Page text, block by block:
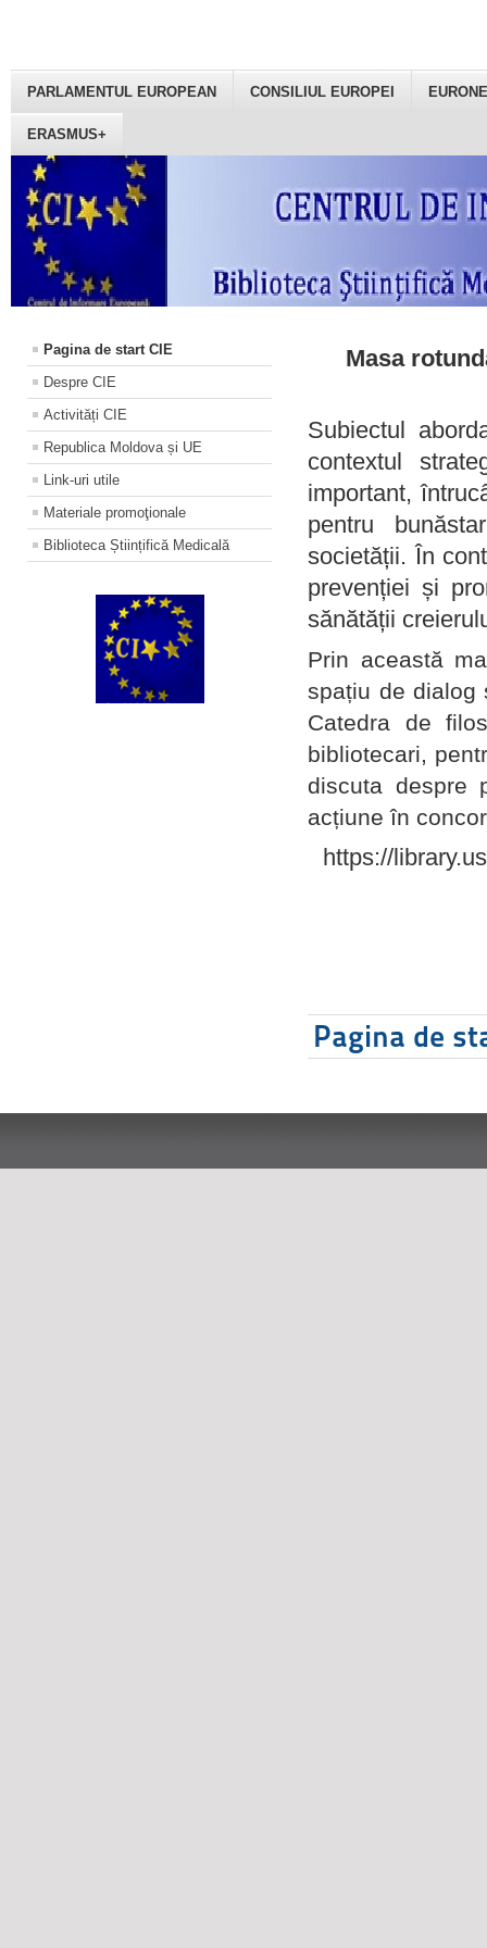
PARLAMENTUL EUROPEAN CONSILIUL EUROPEI
ERASMUS+
Pagina de start CIE
Despre CIE
Activități CIE
Republica Moldova și UE
Link-uri utile
Materiale promoţionale
Biblioteca Științifică Medicală
Masa
Subiectul
contextul
important,
pentru
societății. În
prevenției și
sănătății
Prin această
spațiu de dialog
Catedra de
bibliotecari,
discuta despre
acțiune în
https://
Pagina de